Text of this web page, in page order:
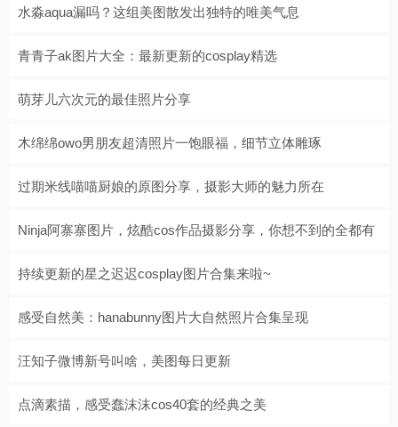
水淼aqua漏吗？这组美图散发出独特的唯美气息
青青子ak图片大全：最新更新的cosplay精选
萌芽儿六次元的最佳照片分享
木绵绵owo男朋友超清照片一饱眼福，细节立体雕琢
过期米线喵喵厨娘的原图分享，摄影大师的魅力所在
Ninja阿寨寨图片，炫酷cos作品摄影分享，你想不到的全都有
持续更新的星之迟迟cosplay图片合集来啦~
感受自然美：hanabunny图片大自然照片合集呈现
汪知子微博新号叫啥，美图每日更新
点滴素描，感受蠢沫沫cos40套的经典之美